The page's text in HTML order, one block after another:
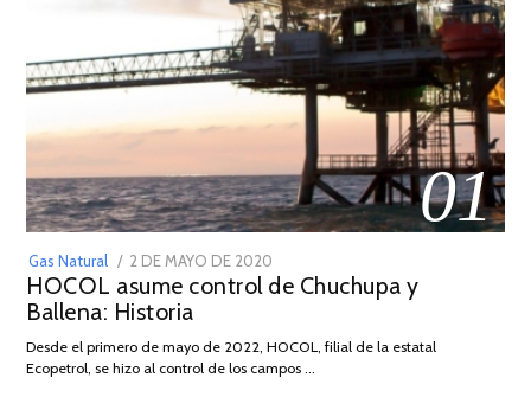
01
Gas Natural
POSTED
ON
2 DE MAYO DE 2020
DE
2026
HOCOL asume control de Chuchupa y
Ballena: Historia
Desde el primero de mayo de 2022, HOCOL, filial de la estatal
Ecopetrol, se hizo al control de los campos …